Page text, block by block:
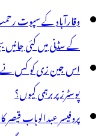
وقارآباد کے سپوت
کے سڈنی میں کئی
اس جین زی کو کس نے
پوسٹرز پر برہمی کیوں؟
پروفیسر عبدالوہاب